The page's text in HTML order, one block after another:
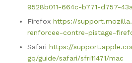
9528b011-664c-b771-d757-
Firefox https://
renforcee-contre-pistage-
Safari https://
gq/guide/safari/sfri11471/mac